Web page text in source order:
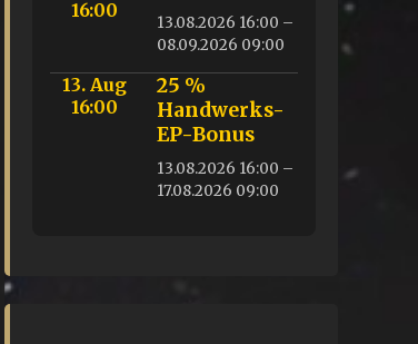
16:00
13.08.2026 16:00 –
08.09.2026 09:00
13. Aug
16:00
25 %
Handwerks-
EP-Bonus
13.08.2026 16:00 –
17.08.2026 09:00